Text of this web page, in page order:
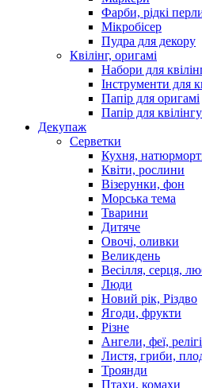
Фарби, рідкі
Мікробісер
Пудра для декору
Квілінг, оригамі
Набори для
Інструменти для
Папір для оригамі
Папір для
Декупаж
Серветки
Кухня,
Квіти, рослини
Візерунки, фон
Морська тема
Тварини
Дитяче
Овочі, оливки
Великдень
Весілля, серця,
Люди
Новий рік, Різдво
Ягоди, фрукти
Різне
Ангели, феї,
Листя, гриби,
Троянди
Птахи, комахи